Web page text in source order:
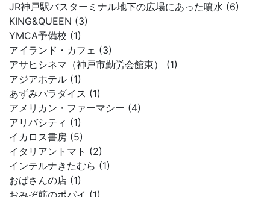
JR神戸駅バスターミナル地下の広場にあった噴水 (6)
KING&QUEEN (3)
YMCA予備校 (1)
アイランド・カフェ (3)
アサヒシネマ（神戸市勤労会館東） (1)
アジアホテル (1)
あずみパラダイス (1)
アメリカン・ファーマシー (4)
アリバシティ (1)
イカロス書房 (5)
イタリアントマト (2)
インテルナきたむら (1)
おばさんの店 (1)
おみぞ筋のポパイ (1)